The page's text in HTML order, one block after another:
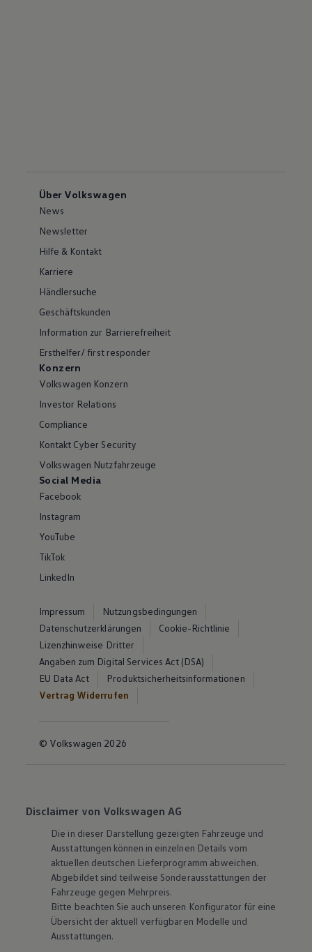
Über Volkswagen
News
Newsletter
Hilfe & Kontakt
Karriere
Händlersuche
Geschäftskunden
Information zur Barrierefreiheit
Ersthelfer/ first responder
Konzern
Volkswagen Konzern
Investor Relations
Compliance
Kontakt Cyber Security
Volkswagen Nutzfahrzeuge
Social Media
Facebook
Instagram
YouTube
TikTok
LinkedIn
Impressum
Nutzungsbedingungen
Datenschutzerklärungen
Cookie-Richtlinie
Lizenzhinweise Dritter
Angaben zum Digital Services Act (DSA)
EU Data Act
Produktsicherheitsinformationen
Vertrag Widerrufen
© Volkswagen 2026
Disclaimer von Volkswagen AG
Die in dieser Darstellung gezeigten Fahrzeuge und
Ausstattungen können in einzelnen Details vom
aktuellen deutschen Lieferprogramm abweichen.
Abgebildet sind teilweise Sonderausstattungen der
Fahrzeuge gegen Mehrpreis.
Bitte beachten Sie auch unseren Konfigurator für eine
Übersicht der aktuell verfügbaren Modelle und
Ausstattungen.